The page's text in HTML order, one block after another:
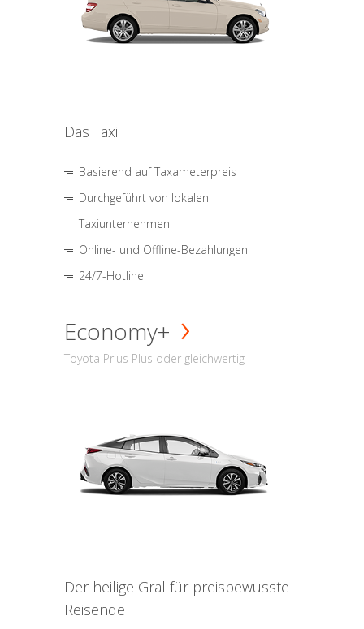
Das Taxi
Basierend auf Taxameterpreis
Durchgeführt von lokalen
Taxiunternehmen
Online- und Offline-Bezahlungen
24/7-Hotline
Economy+
Toyota Prius Plus oder gleichwertig
Der heilige Gral für preisbewusste
Reisende